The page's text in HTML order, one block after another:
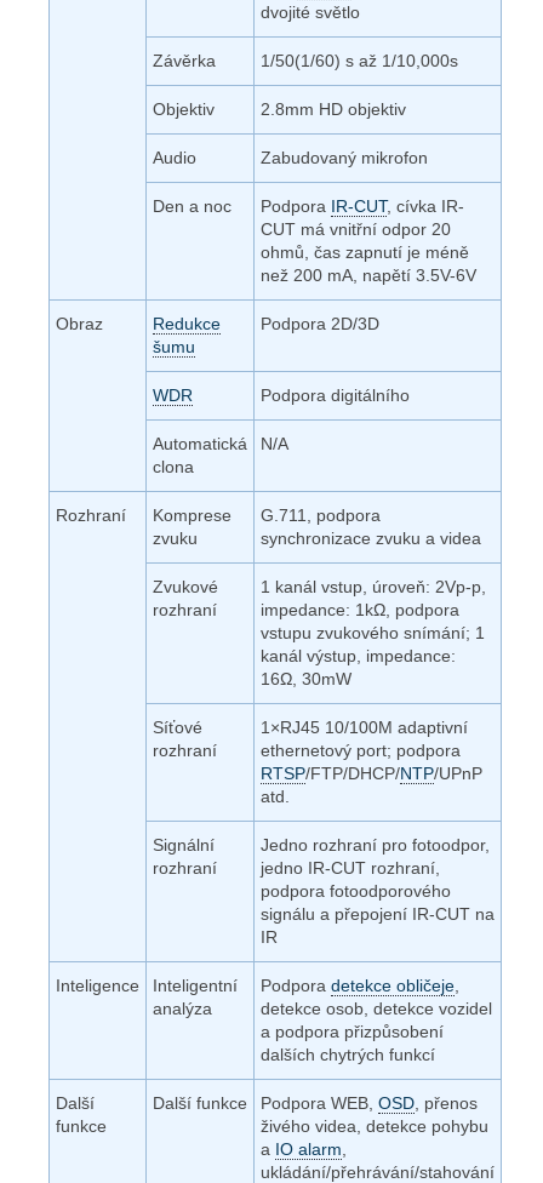
dvojité světlo
Závěrka 1/50(1/60) s až 1/10,000s
Objektiv 2.8mm HD objektiv
Audio Zabudovaný mikrofon
Den a noc Podpora IR-CUT, cívka IR-
CUT má vnitřní odpor 20
ohmů, čas zapnutí je méně
než 200 mA, napětí 3.5V-6V
Obraz
Redukce
šumu
Podpora 2D/3D
WDR Podpora digitálního
Automatická
clona
N/A
Rozhraní
Komprese
zvuku
G.711, podpora
synchronizace zvuku a videa
Zvukové
rozhraní
1 kanál vstup, úroveň: 2Vp-p,
impedance: 1kΩ, podpora
vstupu zvukového snímání; 1
kanál výstup, impedance:
16Ω, 30mW
Síťové
rozhraní
1×RJ45 10/100M adaptivní
ethernetový port; podpora
RTSP/FTP/DHCP/NTP/UPnP
atd.
Signální
rozhraní
Jedno rozhraní pro fotoodpor,
jedno IR-CUT rozhraní,
podpora fotoodporového
signálu a přepojení IR-CUT na
IR
Inteligence
Inteligentní
analýza
Podpora detekce obličeje
detekce osob, detekce vozidel
a podpora přizpůsobení
dalších chytrých funkcí
Další
funkce
Další funkce Podpora WEB, OSD , přenos
živého videa, detekce pohybu
a IO alarm
ukládání/přehrávání/stahování